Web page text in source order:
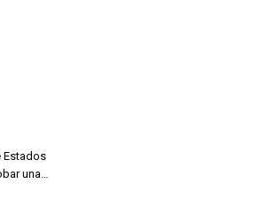
Estados
una…